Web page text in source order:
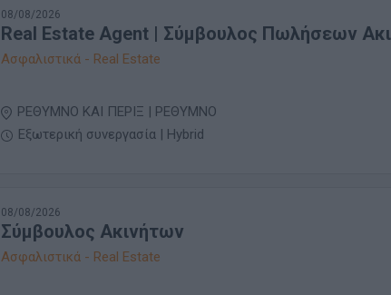
08/08/2026
Real Estate Agent | Σύμβουλος Πωλήσεων
Ασφαλιστικά - Real Estate
ΡΕΘΥΜΝΟ ΚΑΙ ΠΕΡΙΞ | ΡΕΘΥΜΝΟ
Εξωτερική συνεργασία | Hybrid
08/08/2026
Σύμβουλος Ακινήτων
Ασφαλιστικά - Real Estate